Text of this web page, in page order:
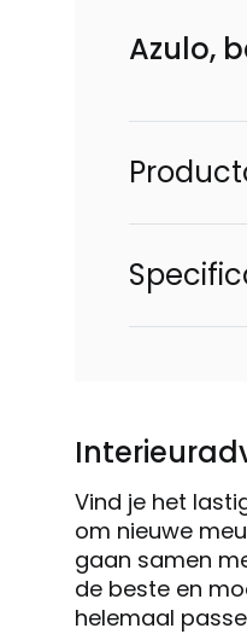
Azulo,
Vind je het
om nieuwe
gaan samen
de beste en
helemaal